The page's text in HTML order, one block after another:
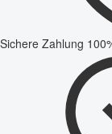
Sichere Zahlung